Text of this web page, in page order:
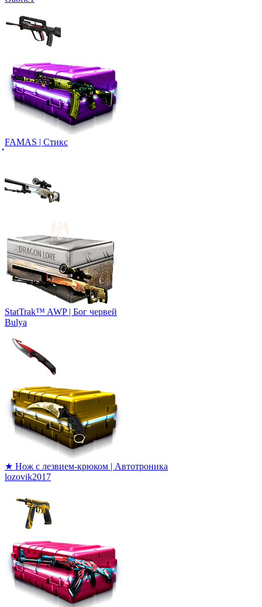
FAMAS | Стикс
StatTrak™ AWP | Бог червей
Bulya
★ Нож с лезвием-крюком | Автотроника
lozovik2017